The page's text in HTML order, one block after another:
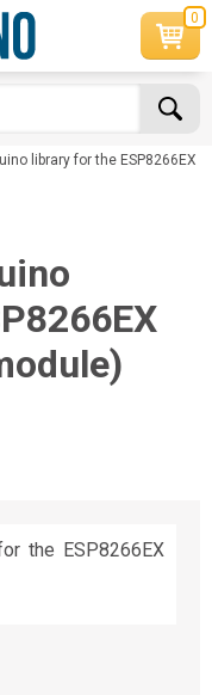
0
library for the ESP8266EX
the ESP8266EX
×
не
8 (499) 500-14-56